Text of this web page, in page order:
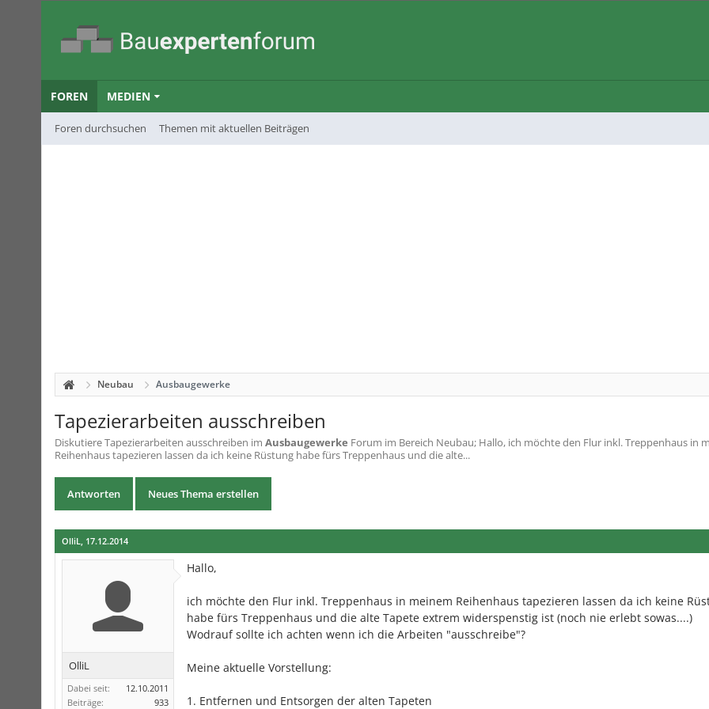
FOREN
Foren durchsuchen Themen mit aktuellen Beiträgen
MEDIEN
Neubau Ausbaugewerke
Tapezierarbeiten ausschreiben
DiskutiereTapezierarbeiten ausschreiben im Ausbaugewerke Forum im Bereich Neubau; Hallo, ich möchte den Flur inkl. Treppenhaus in
Reihenhaus tapezieren lassen da ich keine Rüstung habe fürs Treppenhaus und die alte...
Antworten Neues Thema erstellen
OlliL, 17.12.2014
OlliL
Dabei seit:
12.10.2011
Beiträge:
933
Hallo,
ich möchte den Flur inkl. Treppenhaus in meinem Reihenhaus tapezieren lassen da ich keine
habe fürs Treppenhaus und die alte Tapete extrem widerspenstig ist (noch nie erlebt sowas....)
Wodrauf sollte ich achten wenn ich die Arbeiten "ausschreibe"?
Meine aktuelle Vorstellung:
1. Entfernen und Entsorgen der alten Tapeten